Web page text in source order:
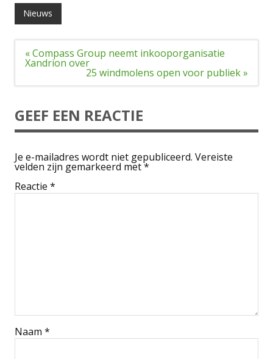
Nieuws
Bericht
navigatie
« Compass Group neemt inkooporganisatie
Xandrion over
25 windmolens open voor publiek »
GEEF EEN REACTIE
Je e-mailadres wordt niet gepubliceerd. Vereiste
velden zijn gemarkeerd met*
Reactie *
Naam *